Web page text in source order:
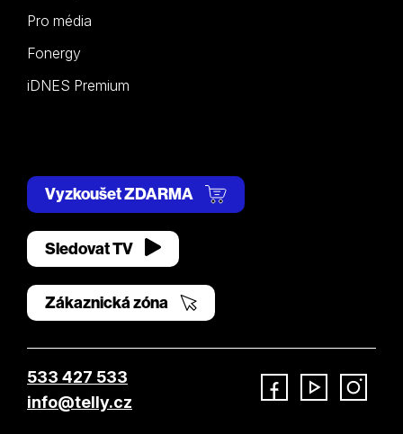
Pro média
Fonergy
iDNES Premium
Vyzkoušet ZDARMA
Sledovat TV
Zákaznická zóna
533 427 533
info@telly.cz